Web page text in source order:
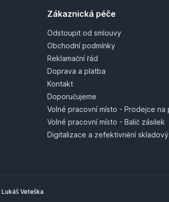
Zákaznická péče
Odstoupit od smlouvy
Obchodní podmínky
Reklamační řád
Doprava a platba
Kontakt
Doporučujeme
Volné pracovní místo - Balič zásilek
Lukáš Veteška